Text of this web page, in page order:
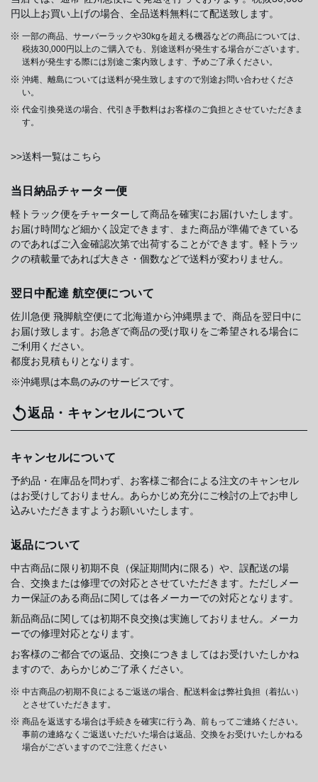
円以上お買い上げの場合、全品送料無料にて配送致します。
一部の商品、サーバーラックや30kgを超える機器などの商品については、
税抜30,000円以上のご購入でも、別途送料が発生する場合がございます。
送料が発生する際には別途ご案内致します、予めご了承ください。
沖縄、離島については送料が発生致しますので別途お問い合わせくださ
い。
代金引換発送の場合、代引き手数料はお客様のご負担とさせていただきま
す。
>>送料一覧はこちら
当日納品チャーター便
軽トラック便をチャーターして商品を確実にお届けいたします。
お届け時間など細かく設定できます、また商品が準備できている
のであればご入金確認次第で出荷することができます。軽トラッ
クの積載量であれば大きさ・個数などで送料が変わりません。
翌日中配達 航空便について
佐川急便 飛脚航空便にて北海道から沖縄県まで、商品を翌日中に
お届け致します。お急ぎで商品の受け取りをご希望される場合に
ご利用ください。
都度お見積もりとなります。
※沖縄県は本島のみのサービスです。
返品・キャンセルについて
キャンセルについて
予約品・在庫品を問わず、お客様ご都合による注文のキャンセル
はお受けしておりません。あらかじめ充分にご検討の上でお申し
込みいただきますようお願いいたします。
返品について
中古商品に限り初期不良（保証期間内に限る）や、誤配送の場
合、交換または修理での対応とさせていただきます。ただしメー
カー保証のある商品に関しては各メーカーでの対応となります。
新品商品に関しては初期不良交換は実施しておりません。メーカ
ーでの修理対応となります。
お客様のご都合での返品、交換につきましてはお受けいたしかね
ますので、あらかじめご了承ください。
中古商品の初期不良によるご返送の場合、配送料金は弊社負担（着払い）
とさせていただきます。
商品を返送する場合は手続きを確実に行う為、前もってご連絡ください。
事前の連絡なくご返送いただいた場合は返品、交換をお受けいたしかねる
場合がございますのでご注意ください